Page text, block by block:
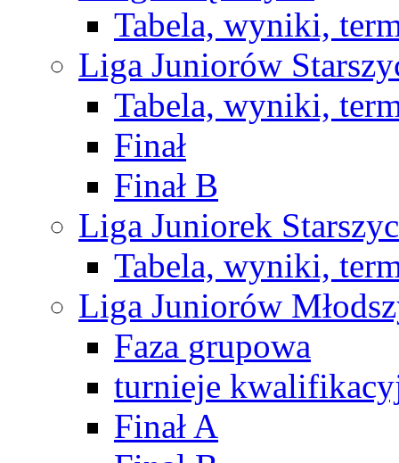
Tabela, wyniki,
Liga Juniorów
Tabela, wyniki,
Finał
Finał B
Liga Juniorek
Tabela, wyniki,
Liga Juniorów
Faza grupowa
turnieje
Finał A